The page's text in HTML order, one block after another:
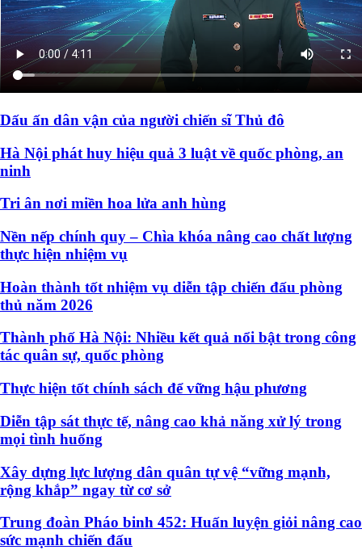
Dấu ấn dân vận của người chiến sĩ Thủ đô
Hà Nội phát huy hiệu quả 3 luật về quốc phòng, an
ninh
Tri ân nơi miền hoa lửa anh hùng
Nền nếp chính quy – Chìa khóa nâng cao chất lượng
thực hiện nhiệm vụ
Hoàn thành tốt nhiệm vụ diễn tập chiến đấu phòng
thủ năm 2026
Thành phố Hà Nội: Nhiều kết quả nổi bật trong công
tác quân sự, quốc phòng
Thực hiện tốt chính sách để vững hậu phương
Diễn tập sát thực tế, nâng cao khả năng xử lý trong
mọi tình huống
Xây dựng lực lượng dân quân tự vệ “vững mạnh,
rộng khắp” ngay từ cơ sở
Trung đoàn Pháo binh 452: Huấn luyện giỏi nâng cao
sức mạnh chiến đấu